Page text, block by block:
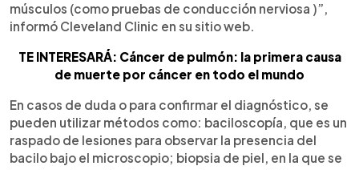
músculos (como pruebas de conducción nerviosa )”,
informó Cleveland Clinic en su sitio web.
TE INTERESARÁ: Cáncer de pulmón: la primera causa
de muerte por cáncer en todo el mundo
En casos de duda o para confirmar el diagnóstico, se
pueden utilizar métodos como: baciloscopía, que es un
raspado de lesiones para observar la presencia del
bacilo bajo el microscopio; biopsia de piel, en la que se